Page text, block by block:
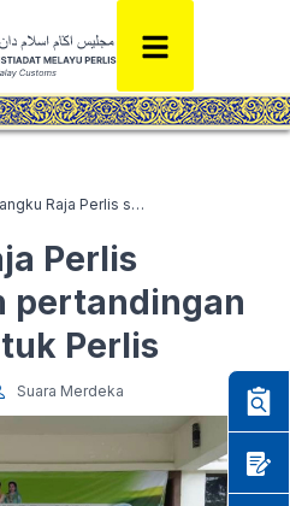
Pemangku Raja Perlis sempurnakan pertandingan golf datuk-datuk Perlis
Perlis
pertandingan
Perlis
Suara Merdeka